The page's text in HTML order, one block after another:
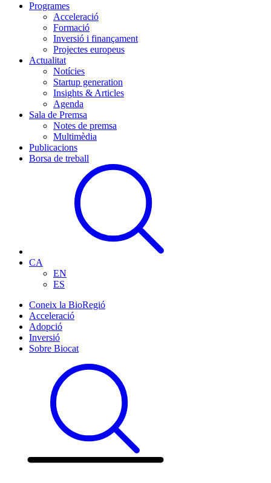
Programes
Acceleració
Formació
Inversió i finançament
Projectes europeus
Actualitat
Notícies
Startup generation
Insights & Articles
Agenda
Sala de Premsa
Notes de premsa
Multimèdia
Publicacions
Borsa de treball
CA
EN
ES
Coneix la BioRegió
Acceleració
Adopció
Inversió
Sobre Biocat